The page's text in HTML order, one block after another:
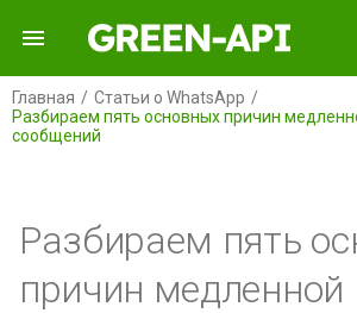
И
н
и
Главная
Статьи о WhatsApp
Разбираем пять основных причин
сообщений
GREEN-API: WABA
GREEN-API: GPT
Слишком большая
задержка между
отправкой сообщений
Разбираем пять
причин медленной